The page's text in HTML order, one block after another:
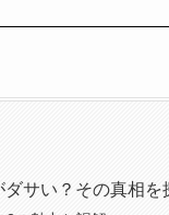
サい？その真相を